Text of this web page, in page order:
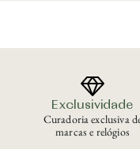
Exclusividade
Curadoria exclusiva
marcas e relógios